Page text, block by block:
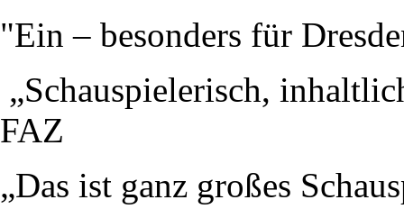
"Ein – besonders für
„Schauspielerisch,
FAZ
„Das ist ganz großes